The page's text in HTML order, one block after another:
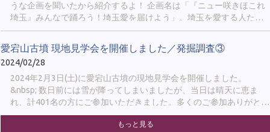
うな企画を聞いたから紹介するよ！ 企画名は「『ニュー咲きほこれ
埼玉』みんなで踊ろう！埼玉愛を届けよう」。埼玉を愛する人たち
から短い動画を募集しているみたい。 &nbsp; &nbsp;
愛宕山古墳 現地見学会を開催しました／発掘調査③
2024/02/28
2024年2月3日(土)に愛宕山古墳の現地見学会を開催しました。
&nbsp; 数日前には雪が降ってしまいましたが、当日は晴天に恵ま
れ、計401名の方にご参加いただきました。多くのご参加ありがとう
ございました！ &nbsp; &nbsp; 学芸員からは、調査の成果として、
①周堀(内堀・外堀)を確認できたこと ②前方部で旧表土（古墳時代
もっと見る